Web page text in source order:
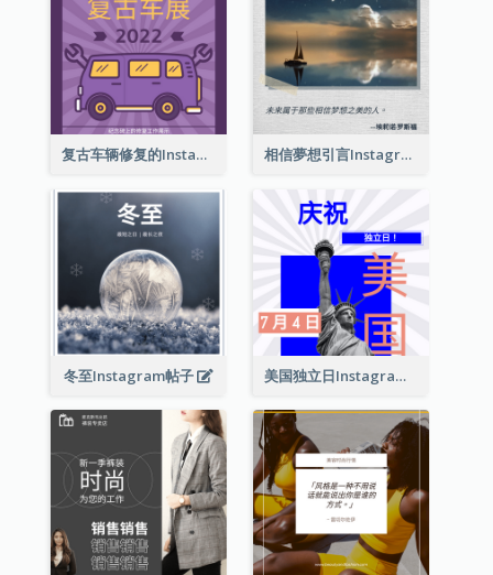
复古车辆修复的Instagram帖子 相信夢想引言Instagram帖子
冬至Instagram帖子 美国独立日Instagram帖子